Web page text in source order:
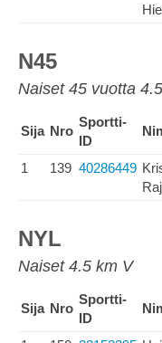
N45
Naiset 45 vuotta
Sija Nro
Sportti-
ID
1 139 40286449
NYL
Naiset 4.5 km V
Sija Nro
Sportti-
ID